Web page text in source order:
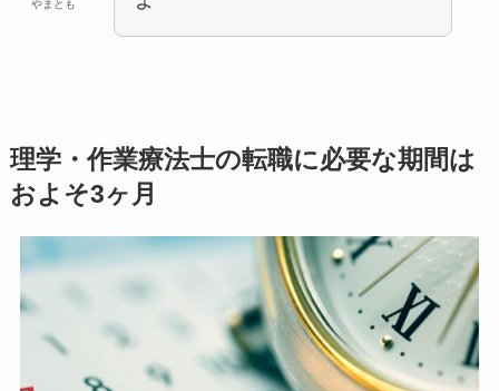
やまとも
理学・作業療法士の転職に必要な期間は
およそ3ヶ月